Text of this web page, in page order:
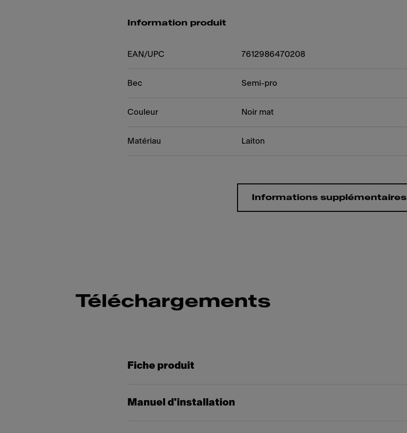
Information produit
EAN/UPC 7612986470208
Bec Semi-pro
Couleur Noir mat
Matériau Laiton
Informations supplémentaires
Téléchargements
Fiche produit
Manuel d'installation